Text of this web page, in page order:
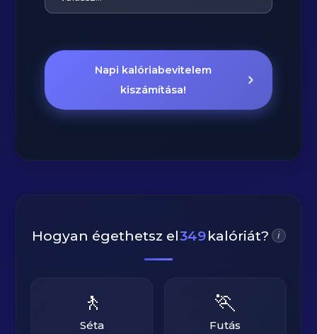
Napi kalóriabevitelem
kiszámítása!
Hogyan égethetsz el349kalóriát? i
🚶
Séta
🏃
Futás